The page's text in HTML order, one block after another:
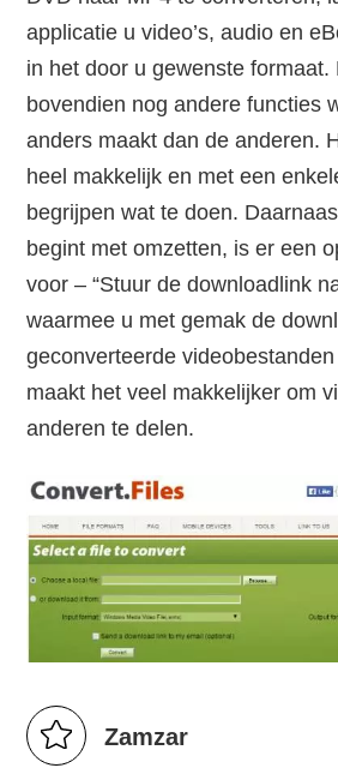
applicatie u video’s, audio en
in het door u gewenste formaat.
bovendien nog andere functies
anders maakt dan de anderen.
heel makkelijk en met een
begrijpen wat te doen.
begint met omzetten, is er een
voor – “Stuur de downloadlink
waarmee u met gemak de
geconverteerde
maakt het veel makkelijker om
anderen te delen.
Zamzar